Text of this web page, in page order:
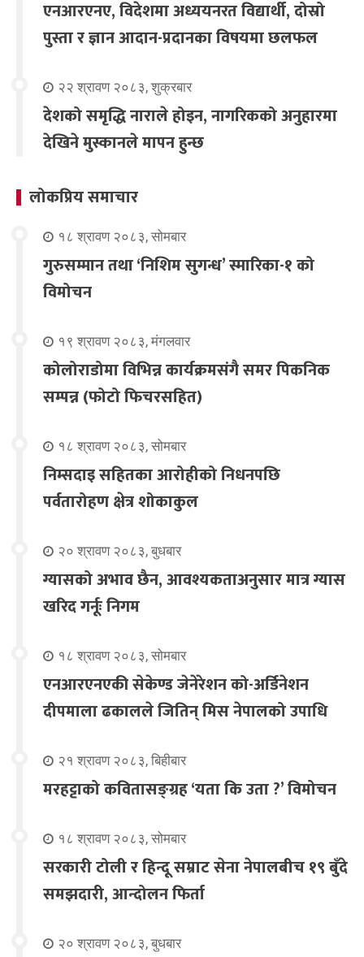
एनआरएनए, विदेशमा अध्ययनरत विद्यार्थी, दोस्रो
पुस्ता र ज्ञान आदान-प्रदानका विषयमा छलफल
२२ श्रावण २०८३, शुक्रबार
देशको समृद्धि नाराले होइन, नागरिकको अनुहारमा
देखिने मुस्कानले मापन हुन्छ
लोकप्रिय समाचार
१८ श्रावण २०८३, सोमबार
गुरुसम्मान तथा ‘निशिम सुगन्ध’ स्मारिका-१ को
विमोचन
१९ श्रावण २०८३, मंगलवार
कोलोराडोमा विभिन्न कार्यक्रमसंगै समर पिकनिक
सम्पन्न (फोटो फिचरसहित)
१८ श्रावण २०८३, सोमबार
निम्सदाइ सहितका आरोहीको निधनपछि
पर्वतारोहण क्षेत्र शोकाकुल
२० श्रावण २०८३, बुधबार
ग्यासको अभाव छैन, आवश्यकताअनुसार मात्र ग्यास
खरिद गर्नूः निगम
१८ श्रावण २०८३, सोमबार
एनआरएनएकी सेकेण्ड जेनेरेशन को-अर्डिनेशन
दीपमाला ढकालले जितिन् मिस नेपालको उपाधि
२१ श्रावण २०८३, बिहीबार
मरहट्टाको कवितासङ्ग्रह ‘यता कि उता ?’ विमोचन
१८ श्रावण २०८३, सोमबार
सरकारी टोली र हिन्दू सम्राट सेना नेपालबीच १९ बुँदे
समझदारी, आन्दोलन फिर्ता
२० श्रावण २०८३, बुधबार